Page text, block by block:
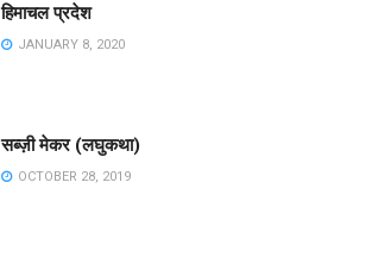
हिमाचल प्रदेश
JANUARY 8, 2020
सब्ज़ी मेकर (लघुकथा)
OCTOBER 28, 2019